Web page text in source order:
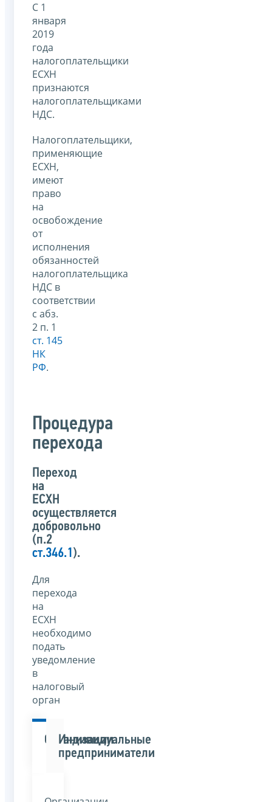
С 1
января
2019
года
налогоплательщики
ЕСХН
признаются
налогоплательщиками
НДС.
Налогоплательщики,
применяющие
ЕСХН,
имеют
право
на
освобождение
от
исполнения
обязанностей
налогоплательщика
НДС в
соответствии
с абз.
2 п. 1
ст. 145
НК
РФ.
Процедура
перехода
Переход
на
ЕСХН
осуществляется
добровольно
(п.2
ст.346.1).
Для
перехода
на
ЕСХН
необходимо
подать
уведомление
в
налоговый
орган
Организации
Индивидуальные
предприниматели